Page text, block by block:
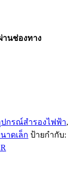
านช่องทาง
ปกรณ์สำรองไฟฟ้า,
าดเล็ก ป้ายกำกับ: